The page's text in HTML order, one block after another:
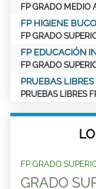
FP GRADO MEDIO
FP HIGIENE
FP GRADO
FP EDUCACIÓN
FP GRADO
PRUEBAS
PRUEBAS LIBRES
FP GRADO
GRADO